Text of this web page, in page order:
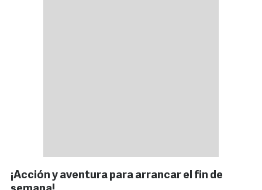
¡Acción y aventura para arrancar el fin de